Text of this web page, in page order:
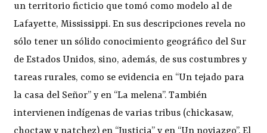
un territorio ficticio que tomó como modelo al de
Lafayette, Mississippi. En sus descripciones revela no
sólo tener un sólido conocimiento geográfico del Sur
de Estados Unidos, sino, además, de sus costumbres y
tareas rurales, como se evidencia en “Un tejado para
la casa del Señor” y en “La melena”. También
intervienen indígenas de varias tribus (chickasaw,